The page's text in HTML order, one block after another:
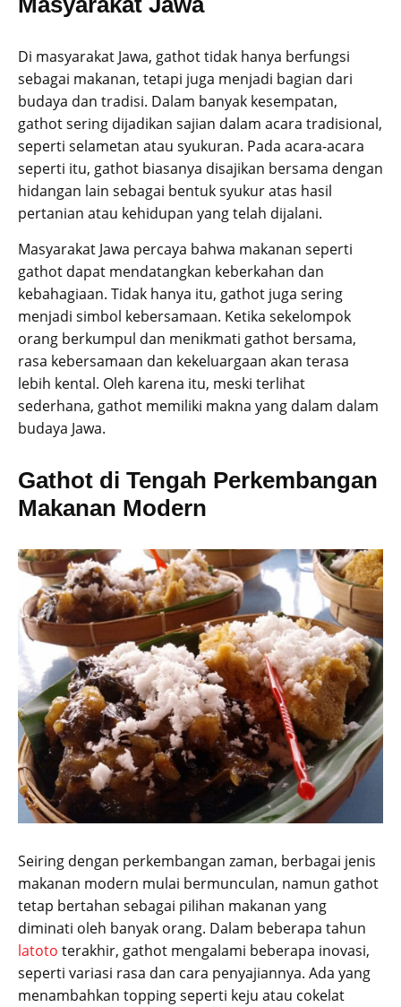
Di masyarakat Jawa, gathot tidak hanya berfungsi
sebagai makanan, tetapi juga menjadi bagian dari
budaya dan tradisi. Dalam banyak kesempatan,
gathot sering dijadikan sajian dalam acara tradisional,
seperti selametan atau syukuran. Pada acara-acara
seperti itu, gathot biasanya disajikan bersama dengan
hidangan lain sebagai bentuk syukur atas hasil
pertanian atau kehidupan yang telah dijalani.
Masyarakat Jawa percaya bahwa makanan seperti
gathot dapat mendatangkan keberkahan dan
kebahagiaan. Tidak hanya itu, gathot juga sering
menjadi simbol kebersamaan. Ketika sekelompok
orang berkumpul dan menikmati gathot bersama,
rasa kebersamaan dan kekeluargaan akan terasa
lebih kental. Oleh karena itu, meski terlihat
sederhana, gathot memiliki makna yang dalam dalam
budaya Jawa.
Gathot di Tengah Perkembangan
Makanan Modern
Seiring dengan perkembangan zaman, berbagai jenis
makanan modern mulai bermunculan, namun gathot
tetap bertahan sebagai pilihan makanan yang
diminati oleh banyak orang. Dalam beberapa tahun
latoto terakhir, gathot mengalami beberapa inovasi,
seperti variasi rasa dan cara penyajiannya. Ada yang
menambahkan topping seperti keju atau cokelat